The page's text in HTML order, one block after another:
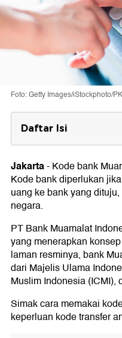
Foto: Getty Images/iStockphoto/
Daftar Isi
Cara Transaksi
Bank Muamalat
Daftar Kode
Jakarta-Kode bank
Kode bank diperlukan
uang ke bank yang
negara.
PT Bank Muamalat
yang menerapkan
laman resminya, bank
dari Majelis Ulama
Muslim Indonesia (ICMI),
Simak cara memakai
keperluan kode transfer